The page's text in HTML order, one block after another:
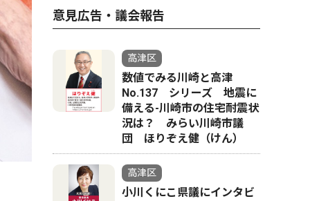
意見広告・議会報告
高津区
数値でみる川崎と高津
No.137 シリーズ 地震に
備える-川崎市の住宅耐震状
況は？ みらい川崎市議
団 ほりぞえ健（けん）
高津区
小川くにこ県議にインタビ